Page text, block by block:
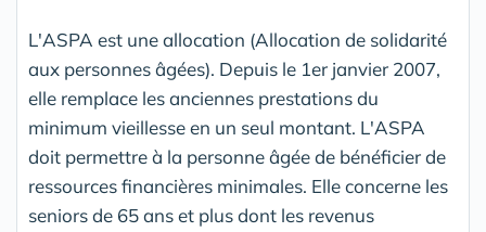
L'ASPA est une allocation (Allocation de solidarité
aux personnes âgées). Depuis le 1er janvier 2007,
elle remplace les anciennes prestations du
minimum vieillesse en un seul montant. L'ASPA
doit permettre à la personne âgée de bénéficier de
ressources financières minimales. Elle concerne les
seniors de 65 ans et plus dont les revenus